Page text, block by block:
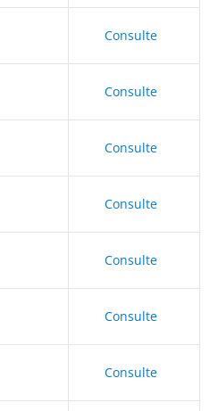
Consulte
Consulte
Consulte
Consulte
Consulte
Consulte
Consulte